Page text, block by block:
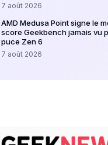
7 août 2026
AMD Medusa Point signe le
score Geekbench jamais vu
puce Zen 6
7 août 2026